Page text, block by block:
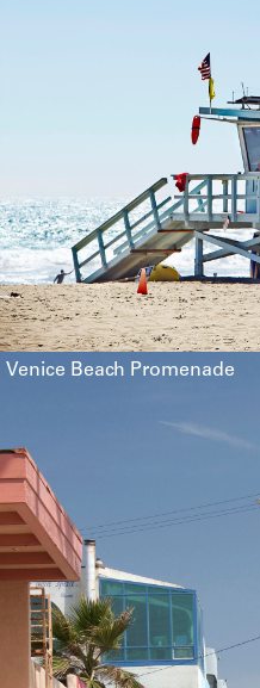
Venice Beach Promenade